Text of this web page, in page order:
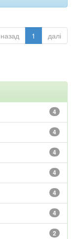
назад 1 далі
4
4
4
4
4
4
2